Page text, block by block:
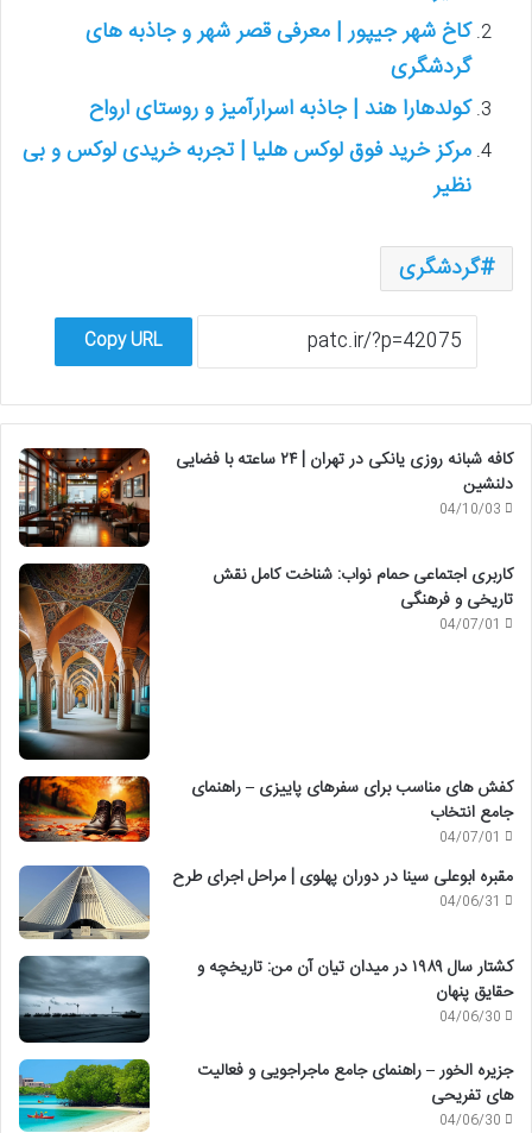
کاخ شهر جیپور | معرفی قصر شهر و جاذبه های
گردشگری
کولدهارا هند | جاذبه اسرارآمیز و روستای ارواح
مرکز خرید فوق لوکس هلیا | تجربه خریدی لوکس و بی
نظیر
گردشگری
Copy URL
کافه شبانه روزی یانکی در تهران | ۲۴ ساعته با فضایی
دلنشین
04/10/03
کاربری اجتماعی حمام نواب: شناخت کامل نقش
تاریخی و فرهنگی
04/07/01
کفش های مناسب برای سفرهای پاییزی – راهنمای
جامع انتخاب
04/07/01
مقبره ابوعلی سینا در دوران پهلوی | مراحل اجرای طرح
04/06/31
کشتار سال ۱۹۸۹ در میدان تیان آن من: تاریخچه و
حقایق پنهان
04/06/30
جزیره الخور – راهنمای جامع ماجراجویی و فعالیت
های تفریحی
04/06/30